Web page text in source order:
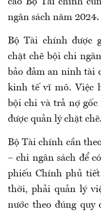
ngân sách năm 2024.
Bộ Tài chính được
chặt chẽ bội chi
bảo đảm an ninh tài
kinh tế vĩ mô. Việc
bội chi và trả nợ gốc
được quản lý chặt chẽ.
Bộ Tài chính cần
– chi ngân sách để
phiếu Chính phủ
thời, phải quản lý
nước theo đúng quy